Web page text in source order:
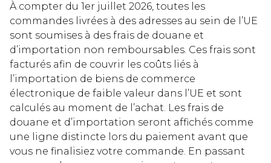
À compter du 1er juillet 2026, toutes les
commandes livrées à des adresses au sein de l’UE
sont soumises à des frais de douane et
d’importation non remboursables. Ces frais sont
facturés afin de couvrir les coûts liés à
l’importation de biens de commerce
électronique de faible valeur dans l’UE et sont
calculés au moment de l’achat. Les frais de
douane et d’importation seront affichés comme
une ligne distincte lors du paiement avant que
vous ne finalisiez votre commande. En passant